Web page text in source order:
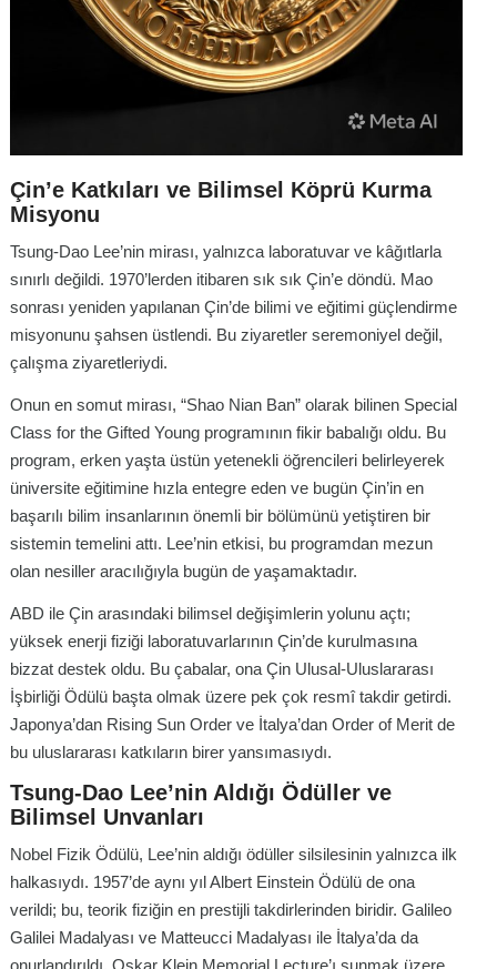
Çin’e Katkıları ve Bilimsel Köprü Kurma
Misyonu
Tsung-Dao Lee’nin mirası, yalnızca laboratuvar ve kâğıtlarla
sınırlı değildi. 1970’lerden itibaren sık sık Çin’e döndü. Mao
sonrası yeniden yapılanan Çin’de bilimi ve eğitimi güçlendirme
misyonunu şahsen üstlendi. Bu ziyaretler seremoniyel değil,
çalışma ziyaretleriydi.
Onun en somut mirası, “Shao Nian Ban” olarak bilinen Special
Class for the Gifted Young programının fikir babalığı oldu. Bu
program, erken yaşta üstün yetenekli öğrencileri belirleyerek
üniversite eğitimine hızla entegre eden ve bugün Çin’in en
başarılı bilim insanlarının önemli bir bölümünü yetiştiren bir
sistemin temelini attı. Lee’nin etkisi, bu programdan mezun
olan nesiller aracılığıyla bugün de yaşamaktadır.
ABD ile Çin arasındaki bilimsel değişimlerin yolunu açtı;
yüksek enerji fiziği laboratuvarlarının Çin’de kurulmasına
bizzat destek oldu. Bu çabalar, ona Çin Ulusal-Uluslararası
İşbirliği Ödülü başta olmak üzere pek çok resmî takdir getirdi.
Japonya’dan Rising Sun Order ve İtalya’dan Order of Merit de
bu uluslararası katkıların birer yansımasıydı.
Tsung-Dao Lee’nin Aldığı Ödüller ve
Bilimsel Unvanları
Nobel Fizik Ödülü, Lee’nin aldığı ödüller silsilesinin yalnızca ilk
halkasıydı. 1957’de aynı yıl Albert Einstein Ödülü de ona
verildi; bu, teorik fiziğin en prestijli takdirlerinden biridir. Galileo
Galilei Madalyası ve Matteucci Madalyası ile İtalya’da da
onurlandırıldı. Oskar Klein Memorial Lecture’ı sunmak üzere